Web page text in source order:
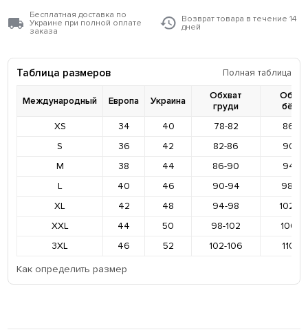
Бесплатная доставка по
Украине при полной оплате
заказа
Возврат товара в течение 14
дней
Таблица размеров Полная таблица
Международный Европа Украина
Обхват
груди
XS
34 40 78-82
86-
S
36 42 82-86
90-
M
38 44 86-90
94-
L
40 46 90-94
98-
XL
42 48 94-98
102-
XXL
44 50 98-102
106-
3XL
46 52 102-106
110-
Как определить размер